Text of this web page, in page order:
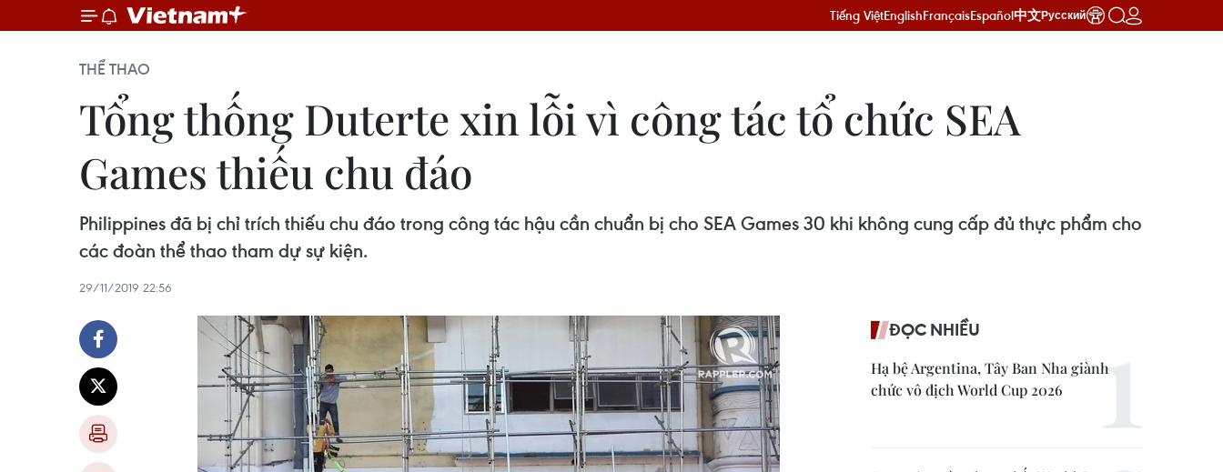
Tiếng ViệtEnglishFrançaisEspañol中文Русский
THỂ THAO
Tổng thống Duterte xin lỗi vì công tác tổ chức SEA
Games thiếu chu đáo
Philippines đã bị chỉ trích thiếu chu đáo trong công tác hậu cần chuẩn bị cho SEA Games 30 khi không cung cấp đủ thực phẩm cho
các đoàn thể thao tham dự sự kiện.
29/11/2019 22:56
ĐỌC NHIỀU
Hạ bệ Argentina, Tây Ban Nha giành
chức vô địch World Cup 2026